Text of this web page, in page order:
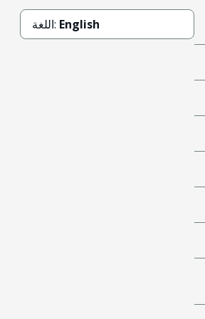
اللغة: English